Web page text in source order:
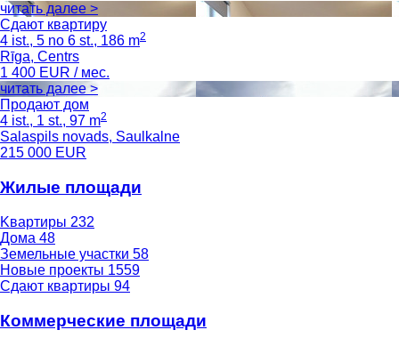
читать далее >
Сдают квартиру
4 ist., 5 no 6 st., 186 m2
Rīga, Centrs
1 400 EUR / мес.
читать далее >
Продают дом
4 ist., 1 st., 97 m2
Salaspils novads, Saulkalne
215 000 EUR
Жилые площади
Kвартиры 232
Дома 48
Земельные участки 58
Новые проекты 1559
Сдают квартиры 94
Коммерческие площади